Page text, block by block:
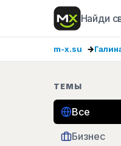
Найди
m-x.su
ТЕМЫ
Все
Бизнес